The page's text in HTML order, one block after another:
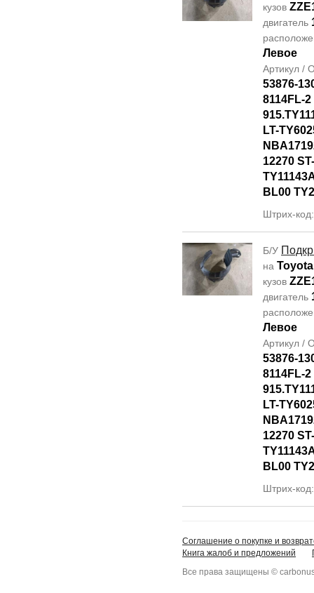
кузов
двигатель
Левое
Артикул /
53876-
8114FL-2
LT-
12270
BL00
Штрих-
Б/У
на
кузов
двигатель
Левое
Артикул /
53876-
8114FL-2
LT-
12270
BL00
Штрих-
Соглашение о покупке и
Книга жалоб и предложений
Все права защищены ©